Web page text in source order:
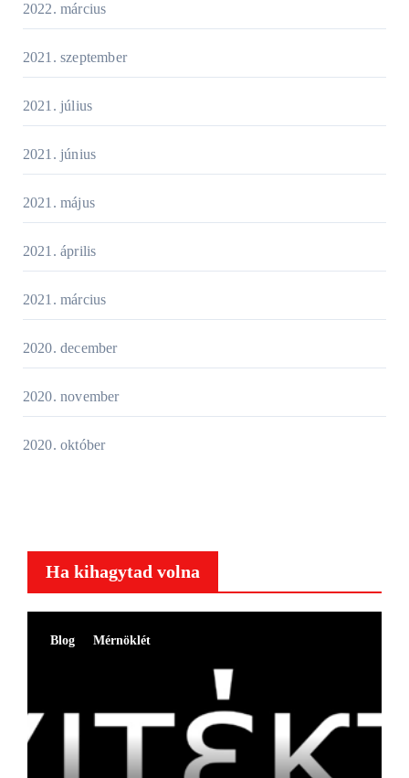
2022. március
2021. szeptember
2021. július
2021. június
2021. május
2021. április
2021. március
2020. december
2020. november
2020. október
Ha kihagytad volna
Blog Mérnöklét